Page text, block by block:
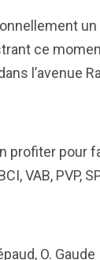
ce
l’avenue
profiter pour
VAB, PVP,
O. Gaude